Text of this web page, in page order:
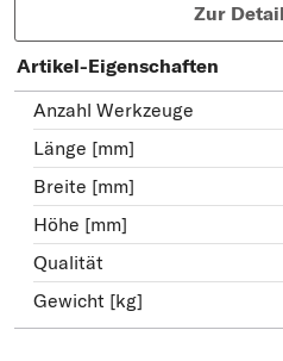
Zur
Artikel-Eigenschaften
Anzahl Werkzeuge
Länge [mm]
Breite [mm]
Höhe [mm]
Qualität
Gewicht [kg]